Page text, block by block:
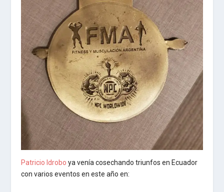
Patricio Idrobo ya venía cosechando triunfos en Ecuador
con varios eventos en este año en: